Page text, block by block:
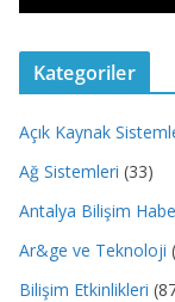
Kategoriler
Açık Kaynak
Ağ Sistemleri (33)
Antalya Bilişim
Ar&ge ve Teknoloji
Bilişim Etkinlikleri